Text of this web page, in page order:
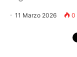
11 Marzo 2026 0